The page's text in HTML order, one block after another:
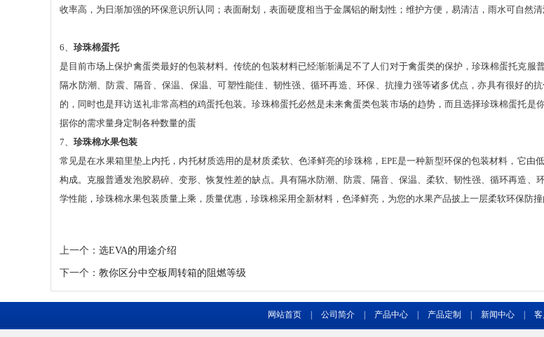
收率高，为日渐加强的环保意识所认同；表面耐划，表面硬度相当于金属铝的耐划性；维护方便，易清洁，雨水可自然清
6、 珍珠棉蛋托
是目前市场上保护禽蛋类最好的包装材料。传统的包装材料已经渐渐满足不了人们对于禽蛋类的保护，珍珠棉蛋托克服
隔水防潮、防震、隔音、保温、保温、可塑性能佳、韧性强、循环再造、环保、抗撞力强等诸多优点，亦具有很好的
的，同时也是拜访送礼非常高档的鸡蛋托包装。珍珠棉蛋托必然是未来禽蛋类包装市场的趋势，而且选择珍珠棉蛋托是
据你的需求量身定制各种数量的蛋
7、 珍珠棉水果包装
常见是在水果箱里垫上内托，内托材质选用的是材质柔软、色泽鲜亮的珍珠棉， EPE是一种新型环保的包装材料，它由
构成。克服普通发泡胶易碎、变形、恢复性差的缺点。具有隔水防潮、防震、隔音、保温、柔软、韧性强、循环再造、
学性能，珍珠棉水果包装质量上乘，质量优惠，珍珠棉采用全新材料，色泽鲜亮，为您的水果产品披上一层柔软环保防撞
上一个： 选EVA的用途介绍
下一个： 教你区分中空板周转箱的阻燃等级
网站首页 公司简介 产品中心 产品定制 新闻中心 客